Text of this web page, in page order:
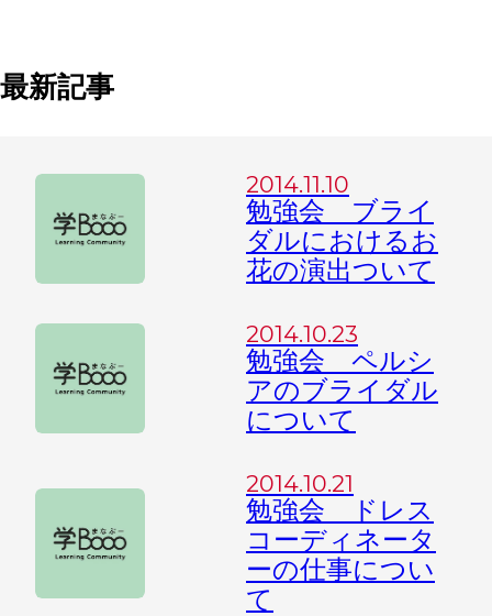
最新記事
2014.11.10
勉強会 ブライ
ダルにおけるお
花の演出ついて
2014.10.23
勉強会 ペルシ
アのブライダル
について
2014.10.21
勉強会 ドレス
コーディネータ
ーの仕事につい
て